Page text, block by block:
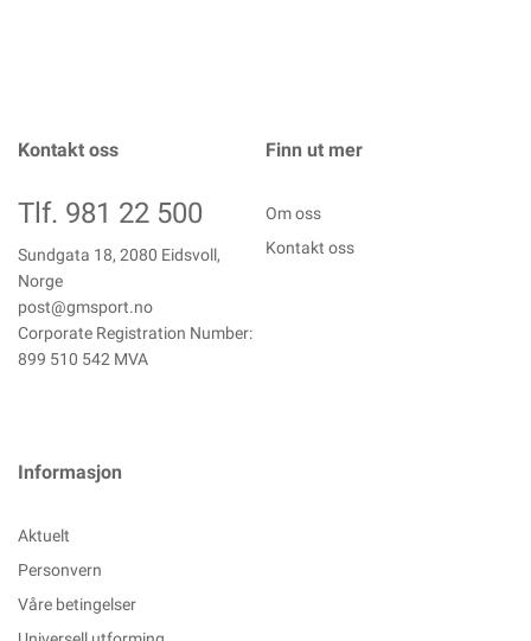
Kontakt oss
Tlf. 981 22 500
Sundgata 18, 2080 Eidsvoll,
Norge
post@gmsport.no
Corporate Registration Number:
899 510 542 MVA
Finn ut mer
Om oss
Kontakt oss
Informasjon
Aktuelt
Personvern
Våre betingelser